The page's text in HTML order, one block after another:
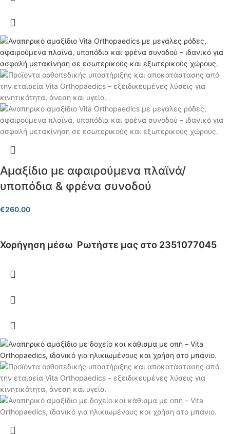
Αμαξίδιο με αφαιρούμενα πλαϊνά/
υποπόδια & φρένα συνοδού
€260.00
Χορήγηση μέσω Ρωτήστε μας στο 2351077045